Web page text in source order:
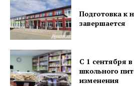
Подготовка к
завершается
С 1 сентября
школьного
изменения